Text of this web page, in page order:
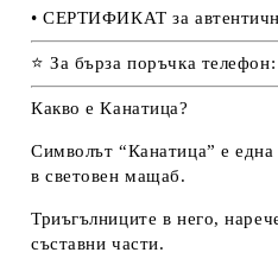
• СЕРТИФИКАТ за
⭐ За бърза поръчка
Какво е Канатица?
Символът “Канатица” е една
в световен мащаб.
Триъгълниците в него,
съставни части.